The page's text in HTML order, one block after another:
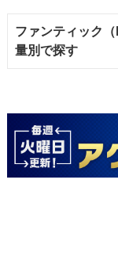
ファンティック
量別で探す